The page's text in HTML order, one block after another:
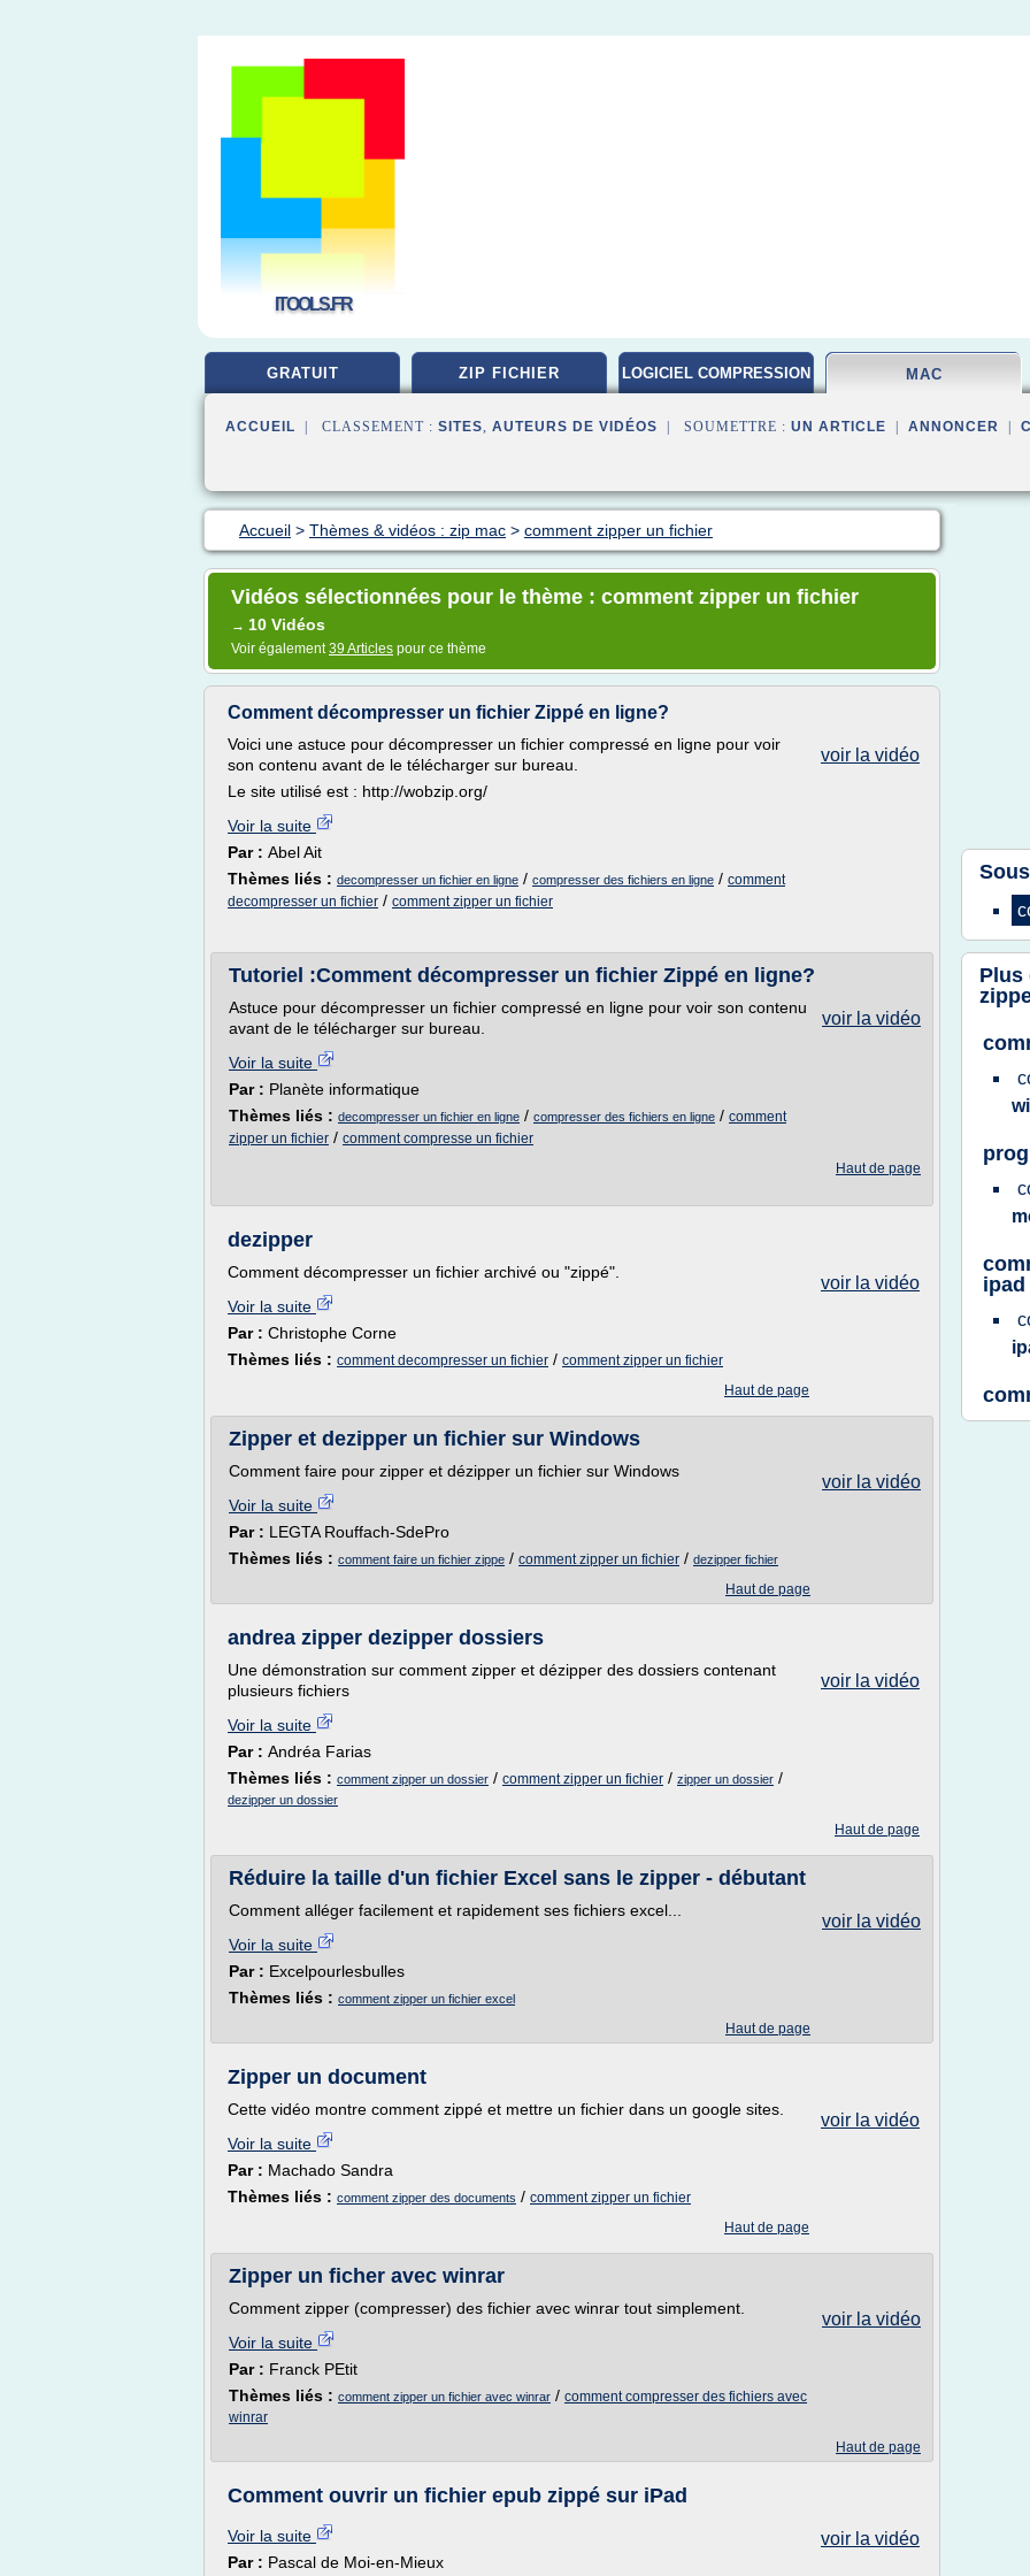
ITOOLS.FR
GRATUIT ZIP FICHIER LOGICIEL COMPRESSION MAC
ACCUEIL | CLASSEMENT : SITES, AUTEURS DE VIDÉOS | SOUMETTRE : UN ARTICLE ANNONCER
Accueil > Thèmes & vidéos : zip mac > comment zipper un fichier
Vidéos sélectionnées pour le thème : comment zipper un fichier
→ 10 Vidéos
Voir également39 Articles pour ce thème
Comment décompresser un fichier Zippé en ligne?
voir la vidéo
Voici une astuce pour décompresser un fichier compressé en ligne pour voir
son contenu avant de le télécharger sur bureau.
Le site utilisé est : http://wobzip.org/
Voir la suite
Par : Abel Ait
Thèmes liés : decompresser un fichier en ligne / compresser des fichiers en ligne / comment
decompresser un fichier / comment zipper un fichier
Tutoriel :Comment décompresser un fichier Zippé en ligne?
voir la vidéo
Astuce pour décompresser un fichier compressé en ligne pour voir son contenu
avant de le télécharger sur bureau.
Voir la suite
Par : Planète informatique
Thèmes liés : decompresser un fichier en ligne / compresser des fichiers en ligne / comment
zipper un fichier / comment compresse un fichier
Haut de page
dezipper
voir la vidéo
Comment décompresser un fichier archivé ou "zippé".
Voir la suite
Par : Christophe Corne
Thèmes liés : comment decompresser un fichier / comment zipper un fichier
Haut de page
Zipper et dezipper un fichier sur Windows
voir la vidéo
Comment faire pour zipper et dézipper un fichier sur Windows
Voir la suite
Par : LEGTA Rouffach-SdePro
Thèmes liés : comment faire un fichier zippe / comment zipper un fichier / dezipper fichier
Haut de page
andrea zipper dezipper dossiers
voir la vidéo
Une démonstration sur comment zipper et dézipper des dossiers contenant
plusieurs fichiers
Voir la suite
Par : Andréa Farias
Thèmes liés : comment zipper un dossier / comment zipper un fichier / zipper un dossier /
dezipper un dossier
Haut de page
Réduire la taille d'un fichier Excel sans le zipper - débutant
voir la vidéo
Comment alléger facilement et rapidement ses fichiers excel...
Voir la suite
Par : Excelpourlesbulles
Thèmes liés : comment zipper un fichier excel
Haut de page
Zipper un document
voir la vidéo
Cette vidéo montre comment zippé et mettre un fichier dans un google sites.
Voir la suite
Par : Machado Sandra
Thèmes liés : comment zipper des documents / comment zipper un fichier
Haut de page
Zipper un ficher avec winrar
voir la vidéo
Comment zipper (compresser) des fichier avec winrar tout simplement.
Voir la suite
Par : Franck PEtit
Thèmes liés : comment zipper un fichier avec winrar / comment compresser des fichiers avec
winrar
Haut de page
Comment ouvrir un fichier epub zippé sur iPad
voir la vidéo
Voir la suite
Par : Pascal de Moi-en-Mieux
Plus
ipad